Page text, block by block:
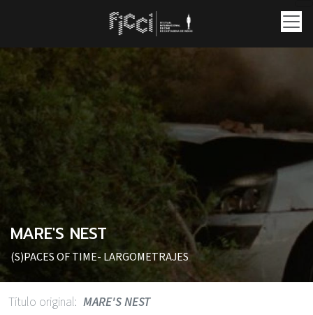
Pasar al contenido principal
MARE'S NEST
(S)PACES OF TIME LARGOMETRAJES
Título original MARE'S NEST